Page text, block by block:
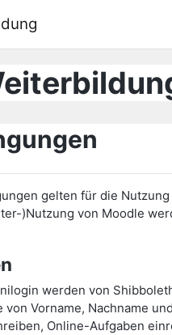
gelten für die
)Nutzung von Moodle
werden von
von Vorname, Nachname
Online-Aufgaben